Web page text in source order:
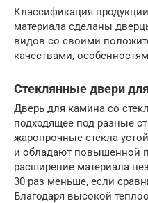
Классификация
материала сделаны
видов со своими
качествами,
Стеклянные двери
Дверь для камина со
подходящее под разные
жаропрочные стекла
и обладают повышенной
расширение материала
30 раз меньше, если
Благодаря высокой